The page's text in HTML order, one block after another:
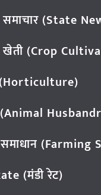
समाचार (State
(Crop
(Horticulture)
(Farming
(मंडी रेट)